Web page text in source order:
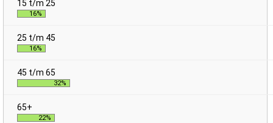
16%
16%
32%
22%